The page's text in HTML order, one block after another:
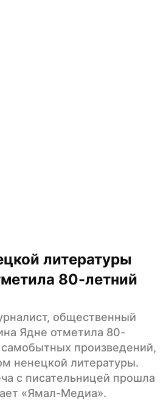
литературы
80-летний
общественный
Ядне отметила 80-
произведений,
ненецкой литературы.
с писательницей прошла
«Ямал-Медиа».